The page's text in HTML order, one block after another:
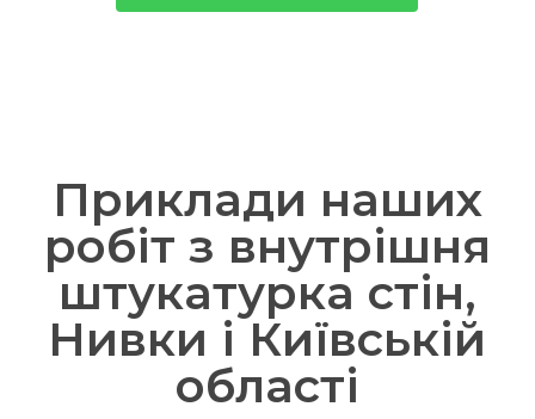
Приклади наших
робіт з внутрішня
штукатурка стін,
Нивки і Київській
області